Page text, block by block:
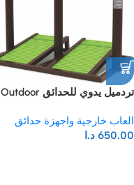
تردميل يدوي للحدائق Outdoor
العاب خارجية واجهزة حدائق
650.00 د.ا